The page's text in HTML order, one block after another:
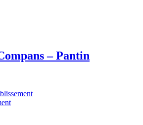
– Pantin